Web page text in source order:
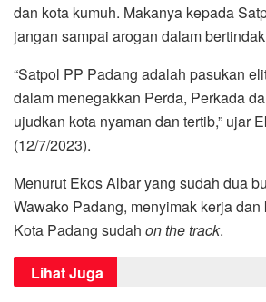
dan kota kumuh. Makanya kepada
jangan sampai arogan dalam
“Satpol PP Padang adalah pasukan
dalam menegakkan Perda, Perkada
ujudkan kota nyaman dan tertib,” ujar
(12/7/2023).
Menurut Ekos Albar yang sudah dua
Wawako Padang, menyimak kerja
Kota Padang sudah on the track.
Lihat Juga